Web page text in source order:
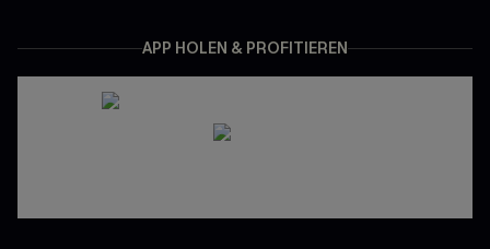
APP HOLEN & PROFITIEREN